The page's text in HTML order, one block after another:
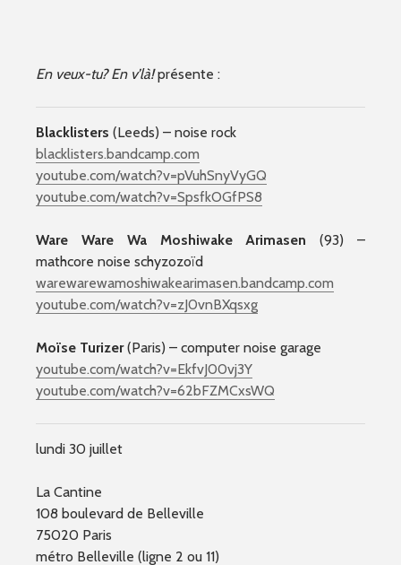
En veux-tu? En v’là!présente :
Blacklisters (Leeds) – noise rock
blacklisters.bandcamp.com
youtube.com/watch?v=pVuhSnyVyGQ
youtube.com/watch?v=SpsfkOGfPS8
Ware Ware Wa Moshiwake Arimasen (93) –
mathcore noise schyzozoïd
warewarewamoshiwakearimasen.bandcamp.com
youtube.com/watch?v=zJ0vnBXqsxg
Moïse Turizer(Paris) – computer noise garage
youtube.com/watch?v=EkfvJ00vj3Y
youtube.com/watch?v=62bFZMCxsWQ
lundi 30 juillet
La Cantine
108 boulevard de Belleville
75020 Paris
métro Belleville (ligne 2 ou 11)